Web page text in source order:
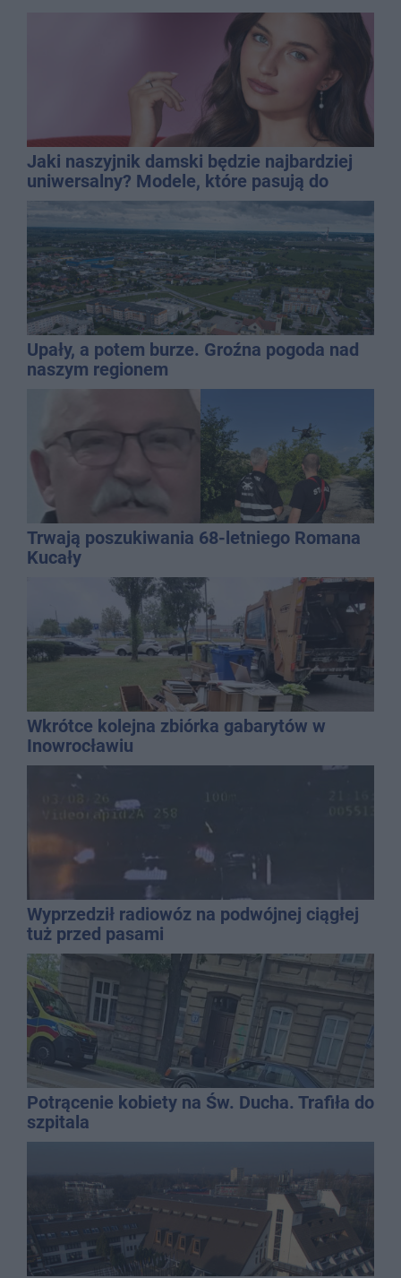
Jaki naszyjnik damski będzie najbardziej
uniwersalny? Modele, które pasują do
wielu stylizacji
Upały, a potem burze. Groźna pogoda nad
naszym regionem
Trwają poszukiwania 68-letniego Romana
Kucały
Wkrótce kolejna zbiórka gabarytów w
Inowrocławiu
Wyprzedził radiowóz na podwójnej ciągłej
tuż przed pasami
Potrącenie kobiety na Św. Ducha. Trafiła do
szpitala